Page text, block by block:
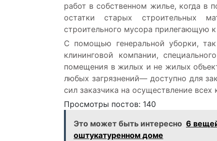
работ в собственном жилье, когда в
остатки старых строительных
строительного мусора прилегающую
С помощью генеральной уборки,
клининговой компании,
помещения в жилых и не жилых
любых загрязнений— доступно для
сил заказчика на осуществление
Просмотры постов: 140
Это может быть интересно 6
оштукатуренном доме